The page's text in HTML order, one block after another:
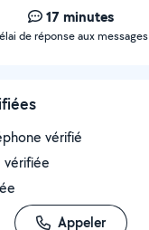
17 minutes
de réponse aux messages
vérifié
Appeler